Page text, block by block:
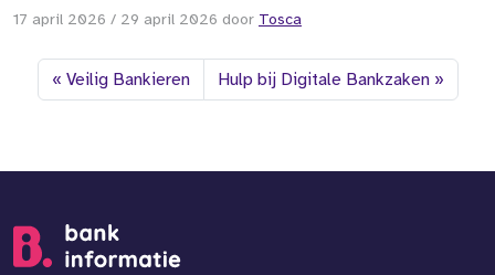
17 april 2026 / 29 april 2026 door Tosca
Veilig Bankieren Hulp bij Digitale Bankzaken